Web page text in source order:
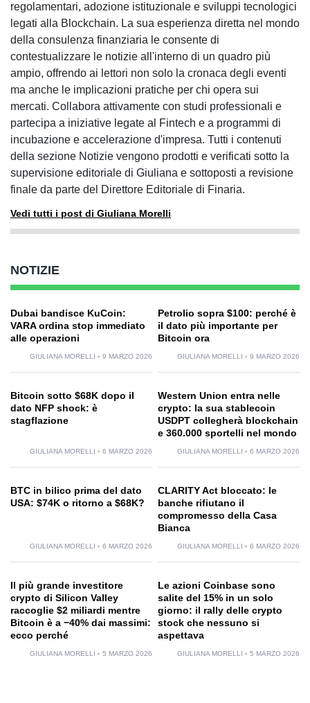
regolamentari, adozione istituzionale e sviluppi tecnologici
legati alla Blockchain. La sua esperienza diretta nel mondo
della consulenza finanziaria le consente di
contestualizzare le notizie all'interno di un quadro più
ampio, offrendo ai lettori non solo la cronaca degli eventi
ma anche le implicazioni pratiche per chi opera sui
mercati. Collabora attivamente con studi professionali e
partecipa a iniziative legate al Fintech e a programmi di
incubazione e accelerazione d'impresa. Tutti i contenuti
della sezione Notizie vengono prodotti e verificati sotto la
supervisione editoriale di Giuliana e sottoposti a revisione
finale da parte del Direttore Editoriale di Finaria.
Vedi tutti i post di Giuliana Morelli
NOTIZIE
Dubai bandisce KuCoin:
VARA ordina stop immediato
alle operazioni
GIULIANA MORELLI 9 MARZO 2026
Petrolio sopra $100: perché è
il dato più importante per
Bitcoin ora
GIULIANA MORELLI 9 MARZO 2026
Bitcoin sotto $68K dopo il
dato NFP shock: è
stagflazione
GIULIANA MORELLI 6 MARZO 2026
Western Union entra nelle
crypto: la sua stablecoin
USDPT collegherà blockchain
e 360.000 sportelli nel mondo
GIULIANA MORELLI 6 MARZO 2026
BTC in bilico prima del dato
USA: $74K o ritorno a $68K?
GIULIANA MORELLI 6 MARZO 2026
CLARITY Act bloccato: le
banche rifiutano il
compromesso della Casa
Bianca
GIULIANA MORELLI 6 MARZO 2026
Il più grande investitore
crypto di Silicon Valley
raccoglie $2 miliardi mentre
Bitcoin è a −40% dai massimi:
ecco perché
GIULIANA MORELLI 5 MARZO 2026
Le azioni Coinbase sono
salite del 15% in un solo
giorno: il rally delle crypto
stock che nessuno si
aspettava
GIULIANA MORELLI 5 MARZO 2026